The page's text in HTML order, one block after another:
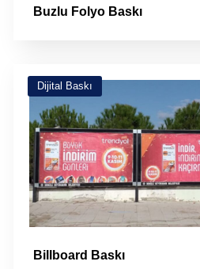
Buzlu Folyo Baskı
Dijital Baskı
Billboard Baskı